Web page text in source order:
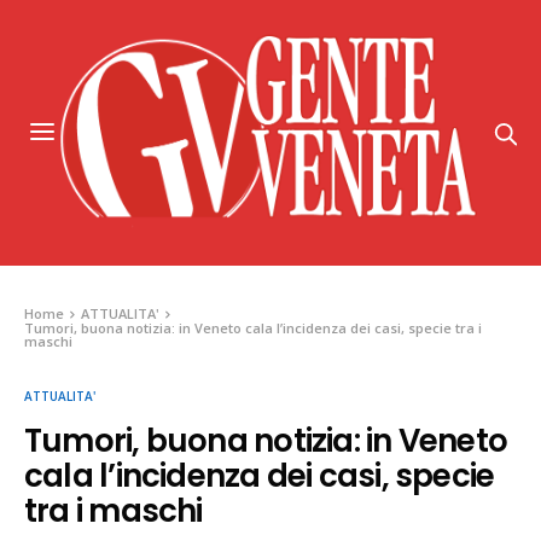
Home
ATTUALITA'
Tumori, buona notizia: in Veneto cala l’incidenza dei casi, specie tra i
maschi
ATTUALITA'
Tumori, buona notizia: in Veneto
cala l’incidenza dei casi, specie
tra i maschi